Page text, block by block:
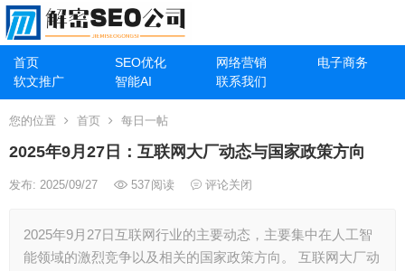
首页 SEO优化 网络营销
电子商务
软文推广
智能AI 联系我们
您的位置 首页 每日一帖
2025年9月27日：互联网大厂动态与国家政策方向
发布: 2025/09/27 537阅读 评论关闭
2025年9月27日互联网行业的主要动态，主要集中在人工智
能领域的激烈竞争以及相关的国家政策方向。 互联网大厂动